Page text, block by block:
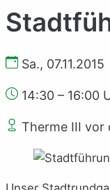
Sa., 07.11.2015
14:30 – 16:00
Therme III vor